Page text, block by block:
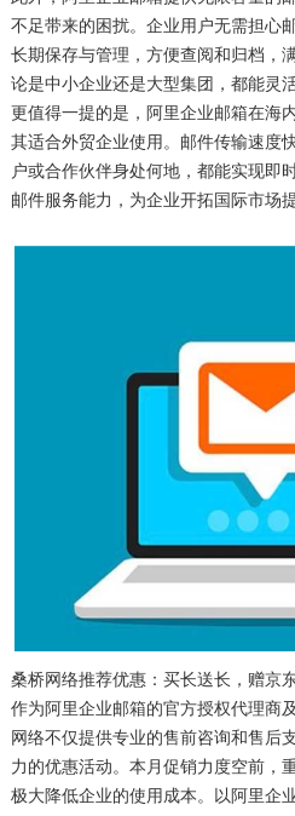
不足带来的困扰。企业用户无需担心
长期保存与管理，方便查阅和归档，
论是中小企业还是大型集团，都能灵
更值得一提的是，阿里企业邮箱在海
其适合外贸企业使用。邮件传输速度
户或合作伙伴身处何地，都能实现即
邮件服务能力，为企业开拓国际市场
桑桥网络推荐优惠：买长送长，赠京
作为阿里企业邮箱的官方授权代理商
网络不仅提供专业的售前咨询和售后
力的优惠活动。本月促销力度空前，
极大降低企业的使用成本。以阿里企